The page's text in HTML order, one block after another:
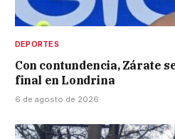
DEPORTES
Con contundencia, Zárate
final en Londrina
6 de agosto de 2026